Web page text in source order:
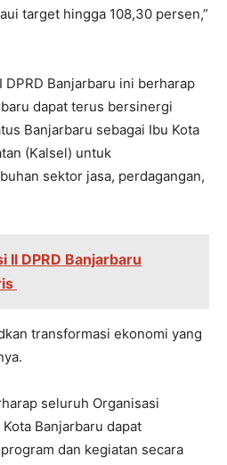
target hingga 108,30 persen,”
DPRD Banjarbaru ini berharap
dapat terus bersinergi
Banjarbaru sebagai Ibu Kota
(Kalsel) untuk
sektor jasa, perdagangan,
II DPRD Banjarbaru
transformasi ekonomi yang
seluruh Organisasi
Banjarbaru dapat
dan kegiatan secara